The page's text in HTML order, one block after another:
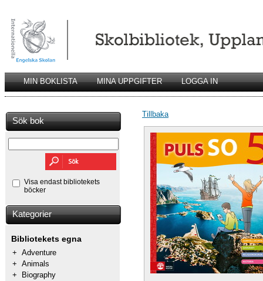
MIN BOKLISTA MINA UPPGIFTER LOGGA IN
Sök bok
Visa endast bibliotekets
böcker
Kategorier
Bibliotekets egna
+ Adventure
+ Animals
+
Biography
Tillbaka